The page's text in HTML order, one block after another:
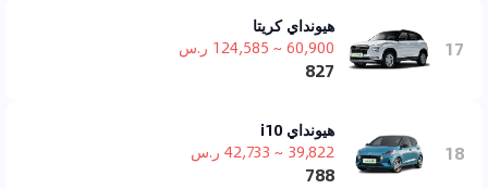
17
هيونداي كريتا
60,900 ~ 124,585 ر.س
827
18
هيونداي i10
39,822 ~ 42,733 ر.س
788